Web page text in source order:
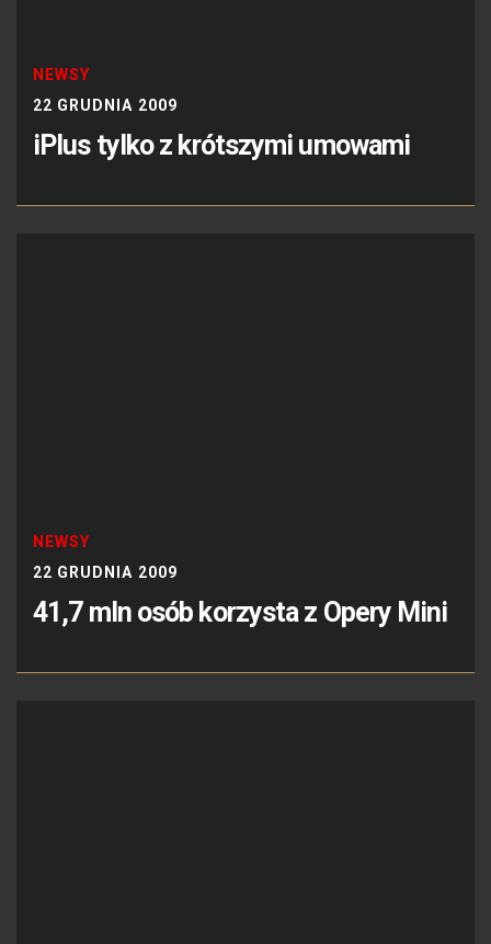
NEWSY
22 GRUDNIA 2009
iPlus tylko z krótszymi umowami
NEWSY
22 GRUDNIA 2009
41,7 mln osób korzysta z Opery Mini